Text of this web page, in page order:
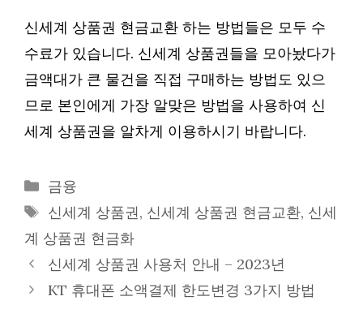
신세계 상품권 현금교환 하는 방법들은 모두 수
수료가 있습니다. 신세계 상품권들을 모아놨다가
금액대가 큰 물건을 직접 구매하는 방법도 있으
므로 본인에게 가장 알맞은 방법을 사용하여 신
세계 상품권을 알차게 이용하시기 바랍니다.
Categories
금융
Tags
신세계 상품권, 신세계 상품권 현금교환, 신세
계 상품권 현금화
신세계 상품권 사용처 안내 – 2023년
KT 휴대폰 소액결제 한도변경 3가지 방법